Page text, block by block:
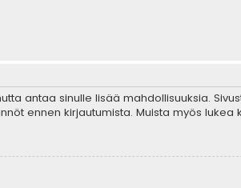
antaa sinulle lisää mahdollisuuksia.
ennen kirjautumista. Muista myös lukea